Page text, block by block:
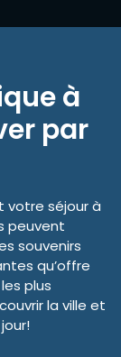
à
par
votre séjour à
peuvent
souvenirs
qu’offre
plus
la ville et